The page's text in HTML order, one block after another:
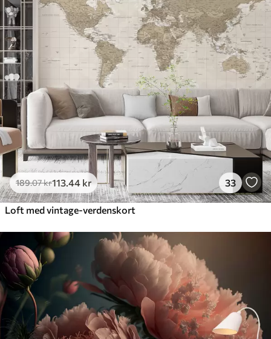
189.07kr113 .44 kr 33
Loft med vintage-verdenskort